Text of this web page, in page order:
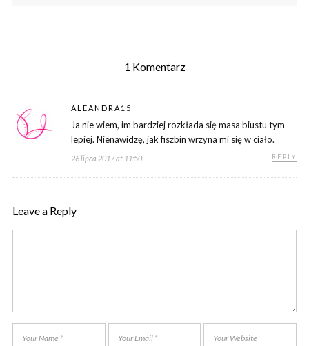
1 Komentarz
ALEANDRA15
Ja nie wiem, im bardziej rozkłada się masa biustu tym
lepiej. Nienawidzę, jak fiszbin wrzyna mi się w ciało.
26 lipca 2017 at 11:50 REPLY
Leave a Reply